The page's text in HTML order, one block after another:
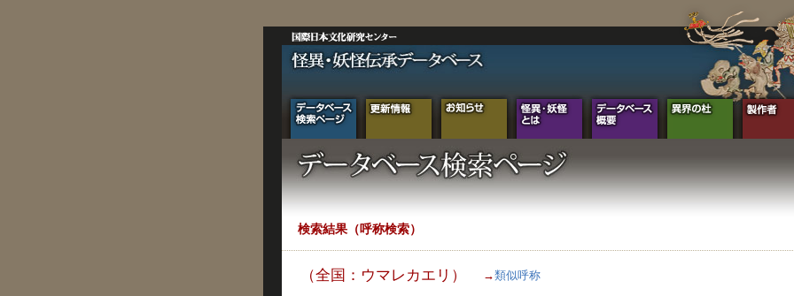
検索結果（呼称検索）
（全国：ウマレカエリ） →類似呼称